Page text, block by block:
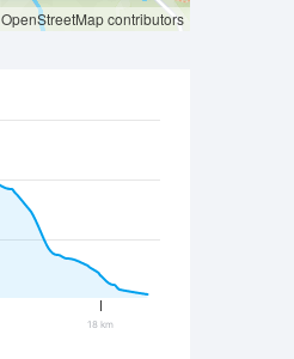
OpenStreetMap contributors
18 km